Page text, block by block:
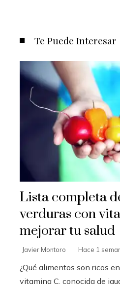
Te Puede Interesar
Lista completa
verduras con
mejorar tu salud
Javier Montoro Hace 1
¿Qué alimentos son ricos
vitamina C, conocida de